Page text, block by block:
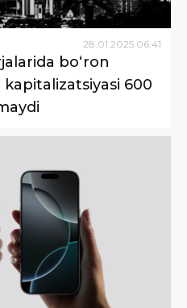
28 01 2025 06:41
bo‘ron
kapitalizatsiyasi 600